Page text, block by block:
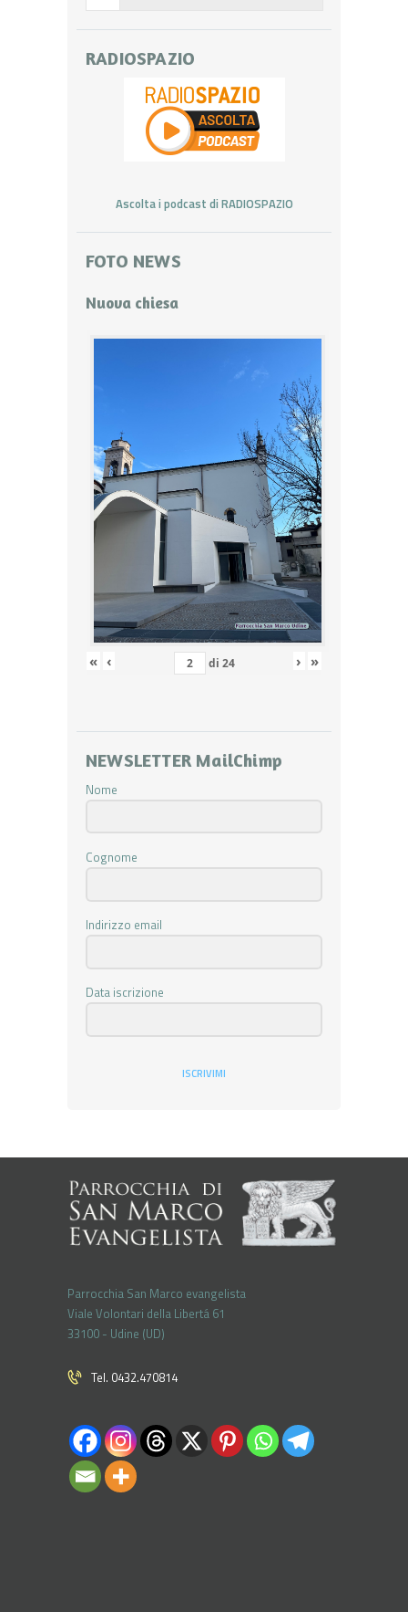
RADIOSPAZIO
Ascolta i podcast di RADIOSPAZIO
FOTO NEWS
Nuova chiesa
« ‹ di 24 › »
NEWSLETTER MailChimp
Nome
Cognome
Indirizzo email
Data iscrizione
ISCRIVIMI
Parrocchia San Marco evangelista
Viale Volontari della Libertá 61
33100 - Udine (UD)
Tel. 0432.470814